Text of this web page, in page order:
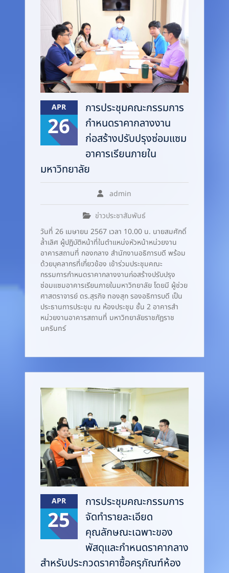
APR
26
การประชุมคณะกรรมการ
กำหนดราคากลางงาน
ก่อสร้างปรับปรุงซ่อมแซม
อาคารเรียนภายใน
มหาวิทยาลัย
admin
ข่าวประชาสัมพันธ์
วันที่ 26 เมษายน 2567 เวลา 10.00 น. นายสมศักดิ์
ล้ำเลิศ ผู้ปฏิบัติหน้าที่ในตำแหน่งหัวหน้าหน่วยงาน
อาคารสถานที่ กองกลาง สำนักงานอธิการบดี พร้อม
ด้วยบุคลากรที่เกี่ยวข้อง เข้าร่วมประชุมคณะ
กรรมการกำหนดราคากลางงานก่อสร้างปรับปรุง
ซ่อมแซมอาคารเรียนภายในมหาวิทยาลัย โดยมี ผู้ช่วย
ศาสตราจารย์ ดร.สุรกิจ ทองสุก รองอธิการบดี เป็น
ประธานการประชุม ณ ห้องประชุม ชั้น 2 อาคารสำ
หน่วยงานอาคารสถานที่ มหาวิทยาลัยราชภัฏราช
นครินทร์
APR
25
การประชุมคณะกรรมการ
จัดทำรายละเอียด
คุณลักษณะเฉพาะของ
พัสดุและกำหนดราคากลาง
สำหรับประกวดราคาซื้อครุภัณฑ์ห้อง